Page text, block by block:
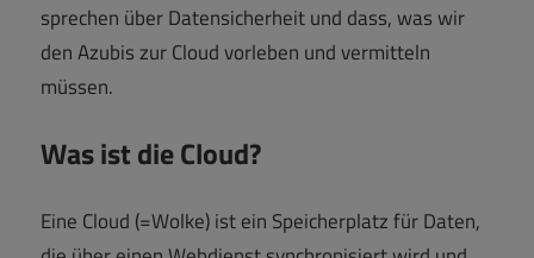
sprechen über Datensicherheit und dass, was wir
den Azubis zur Cloud vorleben und vermitteln
müssen.
Was ist die Cloud?
Eine Cloud (=Wolke) ist ein Speicherplatz für Daten,